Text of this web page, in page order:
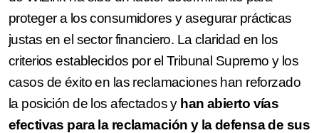
proteger a los consumidores y asegurar prácticas
justas en el sector financiero. La claridad en los
criterios establecidos por el Tribunal Supremo y los
casos de éxito en las reclamaciones han reforzado
la posición de los afectados y han abierto vías
efectivas para la reclamación y la defensa de sus